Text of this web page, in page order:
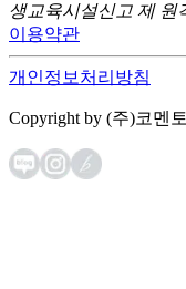
생교육시설신고 제 원
이용약관
개인정보처리방침
Copyright by (주)코멘